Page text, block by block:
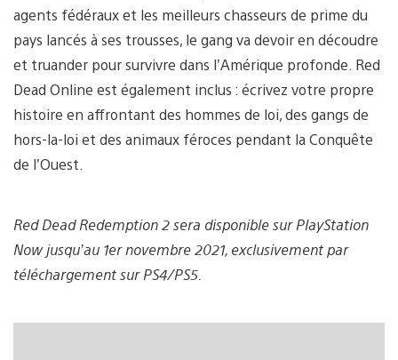
agents fédéraux et les meilleurs chasseurs de prime du
pays lancés à ses trousses, le gang va devoir en découdre
et truander pour survivre dans l’Amérique profonde. Red
Dead Online est également inclus : écrivez votre propre
histoire en affrontant des hommes de loi, des gangs de
hors-la-loi et des animaux féroces pendant la Conquête
de l’Ouest.
Red Dead Redemption 2 sera disponible sur PlayStation
Now jusqu’au 1er novembre 2021, exclusivement par
téléchargement sur PS4/PS5.